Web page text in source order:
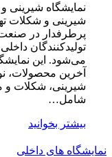
شیرینی و شکلات
پرطرفدار در
تولیدکنندگان
می‌شود. این
آخرین محصولات،
شیرینی، شکلات و
شامل…
بیشتر بخوانید
نمایشگاه های داخلی